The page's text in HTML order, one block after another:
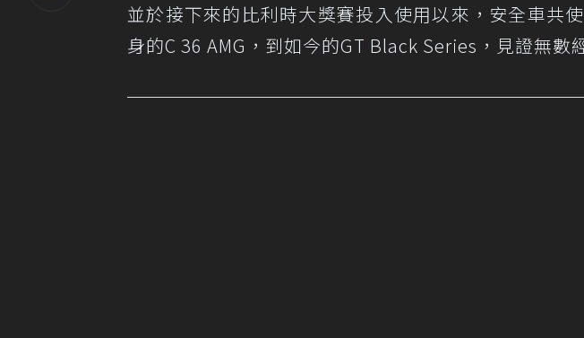
並於接下來的比利時大獎賽投入使用以來，安全車共
身的C 36 AMG，到如今的GT Black Series，見證無數